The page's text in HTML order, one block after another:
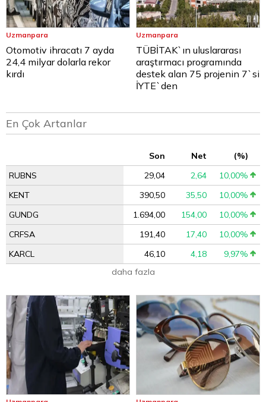
Uzmanpara
Otomotiv ihracatı 7 ayda
24,4 milyar dolarla rekor
kırdı
Uzmanpara
TÜBİTAK`ın uluslararası
araştırmacı programında
destek alan 75 projenin 7`si
İYTE`den
En Çok Artanlar
Son Net
(%)
RUBNS
29,04 2,64
10,00%
KENT
390,50 35,50
10,00%
GUNDG
1.694,00 154,00
10,00%
CRFSA
191,40 17,40
10,00%
KARCL
46,10 4,18
9,97%
daha fazla